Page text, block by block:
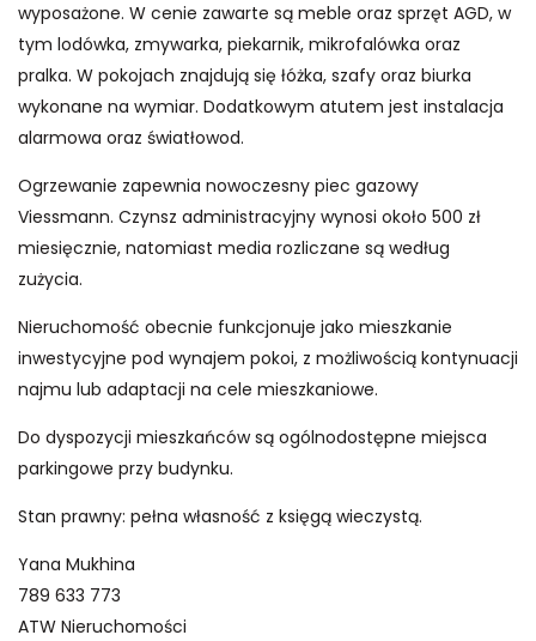
wyposażone. W cenie zawarte są meble oraz sprzęt AGD, w
tym lodówka, zmywarka, piekarnik, mikrofalówka oraz
pralka. W pokojach znajdują się łóżka, szafy oraz biurka
wykonane na wymiar. Dodatkowym atutem jest instalacja
alarmowa oraz światłowod.
Ogrzewanie zapewnia nowoczesny piec gazowy
Viessmann. Czynsz administracyjny wynosi około 500 zł
miesięcznie, natomiast media rozliczane są według
zużycia.
Nieruchomość obecnie funkcjonuje jako mieszkanie
inwestycyjne pod wynajem pokoi, z możliwością kontynuacji
najmu lub adaptacji na cele mieszkaniowe.
Do dyspozycji mieszkańców są ogólnodostępne miejsca
parkingowe przy budynku.
Stan prawny: pełna własność z księgą wieczystą.
Yana Mukhina
789 633 773
ATW Nieruchomości